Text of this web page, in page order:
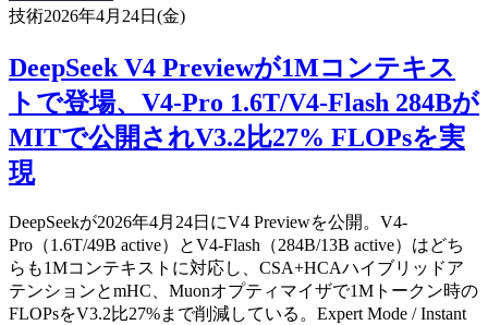
技術2026年4月24日(金)
DeepSeek V4 Previewが1Mコンテキス
トで登場、V4-Pro 1.6T/V4-Flash 284Bが
MITで公開されV3.2比27% FLOPsを実
現
DeepSeekが2026年4月24日にV4 Previewを公開。V4-
Pro（1.6T/49B active）とV4-Flash（284B/13B active）はどち
らも1Mコンテキストに対応し、CSA+HCAハイブリッドア
テンションとmHC、Muonオプティマイザで1Mトークン時の
FLOPsをV3.2比27%まで削減している。Expert Mode / Instant